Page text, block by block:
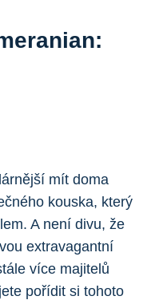
⁣mít ‍doma
kouska, který
A není divu, že
extravagantní
více majitelů
pořídit si tohoto